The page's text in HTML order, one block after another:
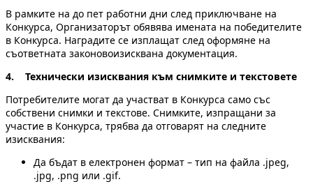
В рамките на до пет работни дни след приключване на
Конкурса, Организаторът обявява имената на победителите
в Конкурса. Наградите се изплащат след оформяне на
съответната законовоизисквана документация.
4. Технически изисквания към снимките и текстовете
Потребителите могат да участват в Конкурса само със
собствени снимки и текстове. Снимките, изпращани за
участие в Конкурса, трябва да отговарят на следните
изисквания:
Да бъдат в електронен формат – тип на файла .jpeg,
.jpg, .png или .gif.